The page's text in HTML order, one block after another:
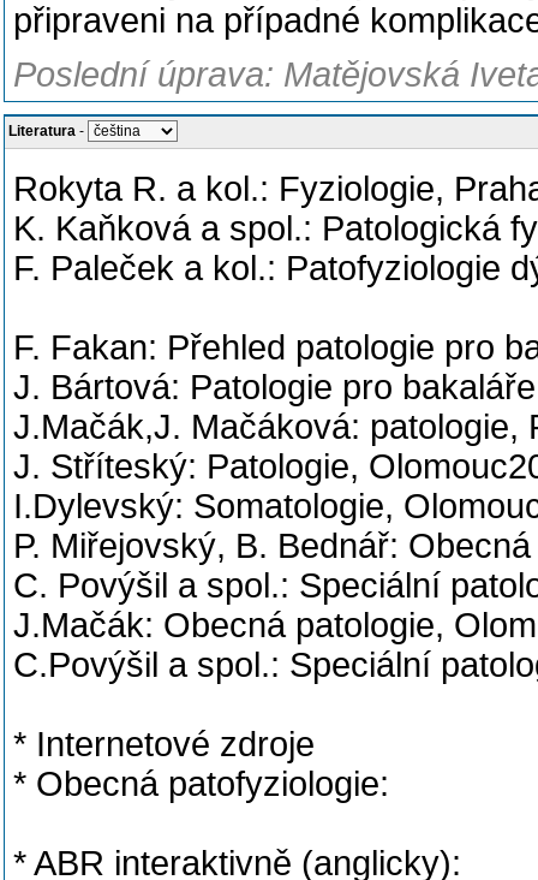
připraveni na případné
Poslední úprava: Matějovská
Literatura -
Rokyta R. a kol.: Fyziologie,
K. Kaňková a spol.: Patologická
F. Paleček a kol.: Patofyziologie
F. Fakan: Přehled patologie pro
J. Bártová: Patologie pro
J.Mačák,J. Mačáková: patologie,
J. Stříteský: Patologie,
I.Dylevský: Somatologie,
P. Miřejovský, B. Bednář:
C. Povýšil a spol.: Speciální
J.Mačák: Obecná patologie,
C.Povýšil a spol.: Speciální
* Internetové zdroje
* Obecná patofyziologie:
* ABR interaktivně (anglicky):